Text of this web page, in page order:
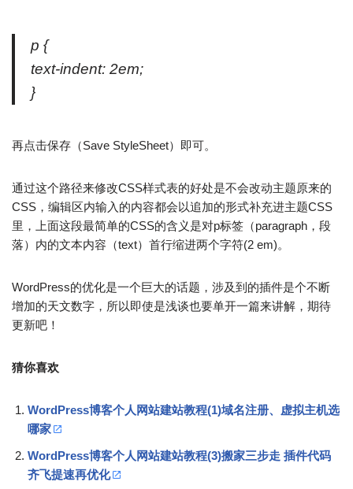
p {
text-indent: 2em;
}
再点击保存（Save StyleSheet）即可。
通过这个路径来修改CSS样式表的好处是不会改动主题原来的
CSS，编辑区内输入的内容都会以追加的形式补充进主题CSS
里，上面这段最简单的CSS的含义是对p标签（paragraph，段
落）内的文本内容（text）首行缩进两个字符(2 em)。
WordPress的优化是一个巨大的话题，涉及到的插件是个不断
增加的天文数字，所以即使是浅谈也要单开一篇来讲解，期待
更新吧！
猜你喜欢
WordPress博客个人网站建站教程(1)域名注册、虚拟主机选
哪家
WordPress博客个人网站建站教程(3)搬家三步走 插件代码
齐飞提速再优化